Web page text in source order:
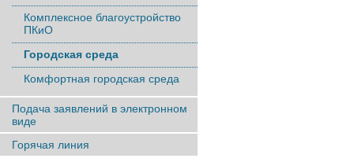
Комплексное благоустройство
ПКиО
Городская среда
Комфортная городская среда
Подача заявлений в электронном
виде
Горячая линия